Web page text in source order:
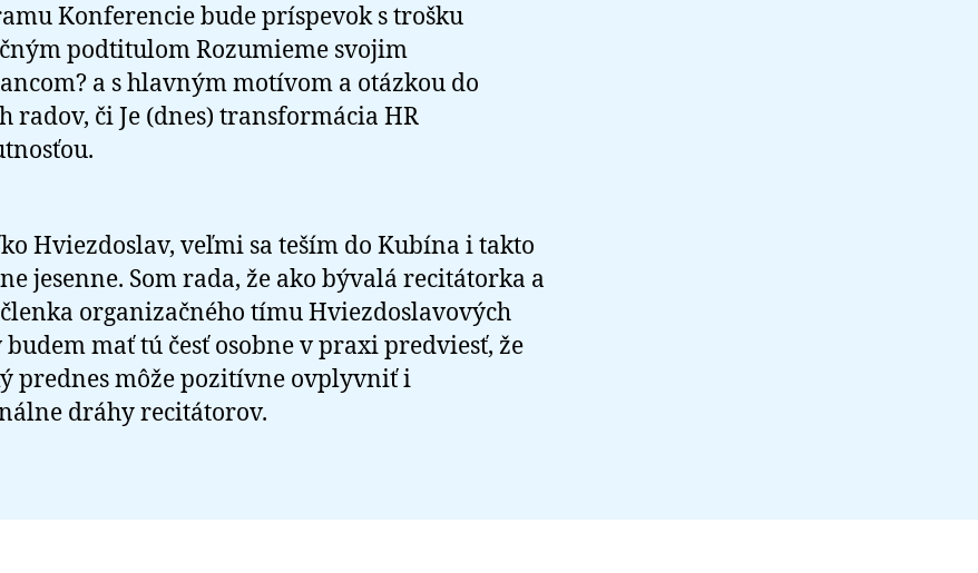
Konferencie bude príspevok s trošku
podtitulom Rozumieme svojim
a s hlavným motívom a otázkou do
radov, či Je (dnes) transformácia HR
Hviezdoslav, veľmi sa teším do Kubína i takto
jesenne. Som rada, že ako bývalá recitátorka a
členka organizačného tímu Hviezdoslavových
mať tú česť osobne v praxi predviesť, že
prednes môže pozitívne ovplyvniť i
dráhy recitátorov.